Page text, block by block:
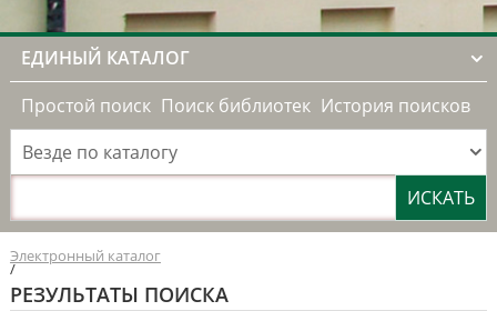
ЕДИНЫЙ КАТАЛОГ
Простой поиск Поиск библиотек История поисков
Везде по каталогу
Электронный каталог
/
РЕЗУЛЬТАТЫ ПОИСКА